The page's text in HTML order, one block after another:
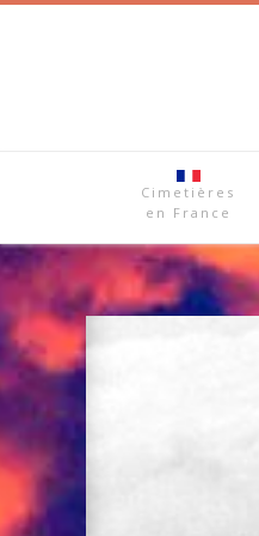
Cimetières
en France